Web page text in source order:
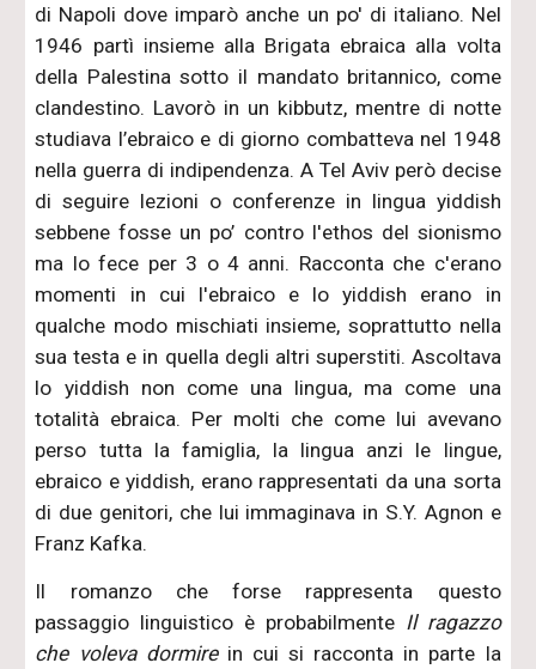
di Napoli dove imparò anche un po' di italiano. Nel
1946 partì insieme alla Brigata ebraica alla volta
della Palestina sotto il mandato britannico, come
clandestino. Lavorò in un kibbutz, mentre di notte
studiava l’ebraico e di giorno combatteva nel 1948
nella guerra di indipendenza. A Tel Aviv però decise
di seguire lezioni o conferenze in lingua yiddish
sebbene fosse un po’ contro l'ethos del sionismo
ma lo fece per 3 o 4 anni. Racconta che c'erano
momenti in cui l'ebraico e lo yiddish erano in
qualche modo mischiati insieme, soprattutto nella
sua testa e in quella degli altri superstiti. Ascoltava
lo yiddish non come una lingua, ma come una
totalità ebraica. Per molti che come lui avevano
perso tutta la famiglia, la lingua anzi le lingue,
ebraico e yiddish, erano rappresentati da una sorta
di due genitori, che lui immaginava in S.Y. Agnon e
Franz Kafka.
Il romanzo che forse rappresenta questo
passaggio linguistico è probabilmenteIl ragazzo
che voleva dormirein cui si racconta in parte la